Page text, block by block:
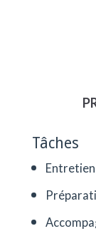
Tâches